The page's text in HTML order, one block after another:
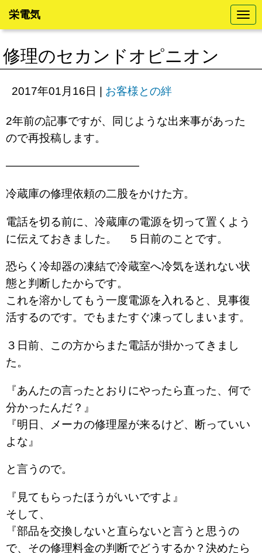
N
a
v
t
栄電気
修理のセカンドオピニオン
2017年01月16日 | お客様との絆
2年前の記事ですが、同じような出来事があった
ので再投稿します。
————————————
冷蔵庫の修理依頼の二股をかけた方。
電話を切る前に、冷蔵庫の電源を切って置くよう
に伝えておきました。 ５日前のことです。
恐らく冷却器の凍結で冷蔵室へ冷気を送れない状
態と判断したからです。
これを溶かしてもう一度電源を入れると、見事復
活するのです。でもまたすぐ凍ってしまいます。
３日前、この方からまた電話が掛かってきまし
た。
『あんたの言ったとおりにやったら直った、何で
分かったんだ？』
『明日、メーカの修理屋が来るけど、断っていい
よな』
と言うので。
『見てもらったほうがいいですよ』
そして、
『部品を交換しないと直らないと言うと思うの
で、その修理料金の判断でどうするか？決めたら